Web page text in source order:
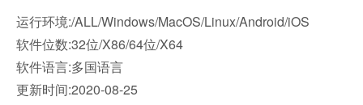
运行环境:/ALL/Windows/MacOS/Linux/Android/iOS
软件位数:32位/X86/64位/X64
软件语言:多国语言
更新时间:2020-08-25